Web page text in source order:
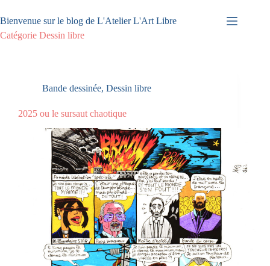
au
contenu
Bienvenue sur le blog de L'Atelier L'Art Libre
Catégorie Dessin libre
Bande dessinée, Dessin libre
2025 ou le sursaut chaotique